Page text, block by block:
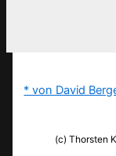
* von David
(c) Thorsten